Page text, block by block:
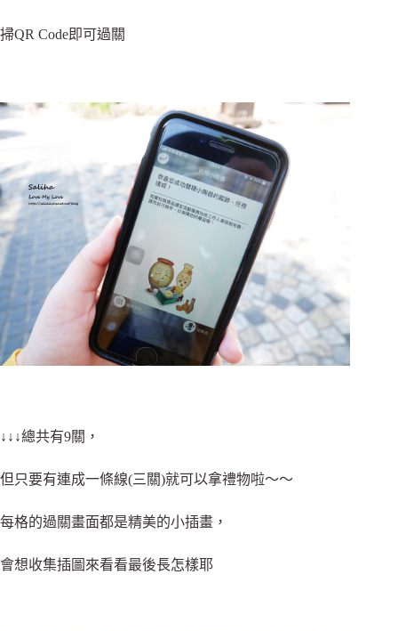
掃QR Code即可過關
↓↓↓總共有9關，
但只要有連成一條線(三關)就可以拿禮物啦～～
每格的過關畫面都是精美的小插畫，
會想收集插圖來看看最後長怎樣耶